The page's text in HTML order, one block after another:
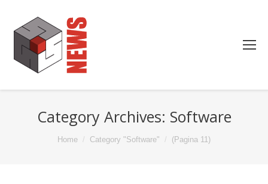
Category Archives: Software
You are here:Home Category "Software" (Pagina 11)